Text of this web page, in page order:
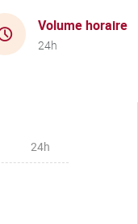
Volume horaire
24h
24h